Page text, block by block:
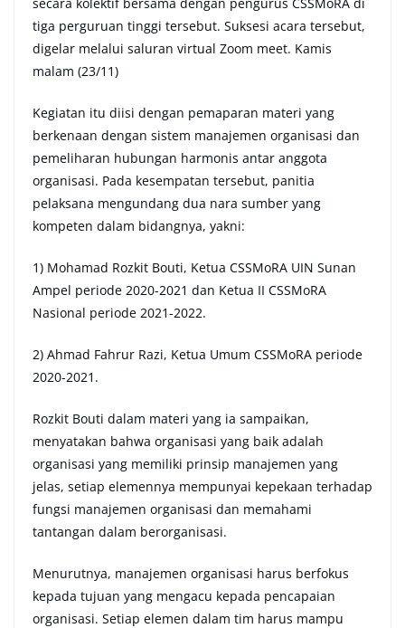
tiga perguruan tinggi tersebut. Suksesi acara tersebut,
digelar melalui saluran virtual Zoom meet. Kamis
malam (23/11)
Kegiatan itu diisi dengan pemaparan materi yang
berkenaan dengan sistem manajemen organisasi dan
pemeliharan hubungan harmonis antar anggota
organisasi. Pada kesempatan tersebut, panitia
pelaksana mengundang dua nara sumber yang
kompeten dalam bidangnya, yakni:
1) Mohamad Rozkit Bouti, Ketua CSSMoRA UIN Sunan
Ampel periode 2020-2021 dan Ketua II CSSMoRA
Nasional periode 2021-2022.
2) Ahmad Fahrur Razi, Ketua Umum CSSMoRA periode
2020-2021.
Rozkit Bouti dalam materi yang ia sampaikan,
menyatakan bahwa organisasi yang baik adalah
organisasi yang memiliki prinsip manajemen yang
jelas, setiap elemennya mempunyai kepekaan terhadap
fungsi manajemen organisasi dan memahami
tantangan dalam berorganisasi.
Menurutnya, manajemen organisasi harus berfokus
kepada tujuan yang mengacu kepada pencapaian
organisasi. Setiap elemen dalam tim harus mampu